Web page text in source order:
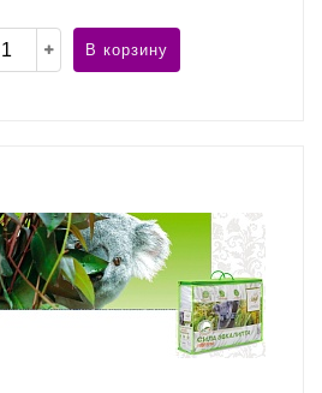
В корзину